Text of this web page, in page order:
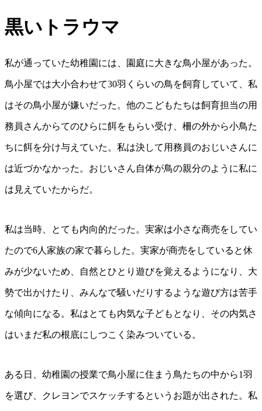
黒いトラウマ
私が通っていた幼稚園には、園庭に大きな鳥小屋があった。
鳥小屋では大小合わせて30羽くらいの鳥を飼育していて、私
はその鳥小屋が嫌いだった。他のこどもたちは飼育担当の用
務員さんからてのひらに餌をもらい受け、柵の外から小鳥た
ちに餌を分け与えていた。私は決して用務員のおじいさんに
は近づかなかった。おじいさん自体が鳥の親分のように私に
は見えていたからだ。
私は当時、とても内向的だった。実家は小さな商売をしてい
たので6人家族の家で暮らした。実家が商売をしていると休
みが少ないため、自然とひとり遊びを覚えるようになり、大
勢で出かけたり、みんなで騒いだりするような遊び方は苦手
な傾向になる。私はとても内気な子どもとなり、その内気さ
はいまだ私の根底にしつこく染みついている。
ある日、幼稚園の授業で鳥小屋に住まう鳥たちの中から1羽
を選び、クレヨンでスケッチするというお題が出された。私